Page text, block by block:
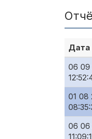
Дата
06 09
01 08
06 06